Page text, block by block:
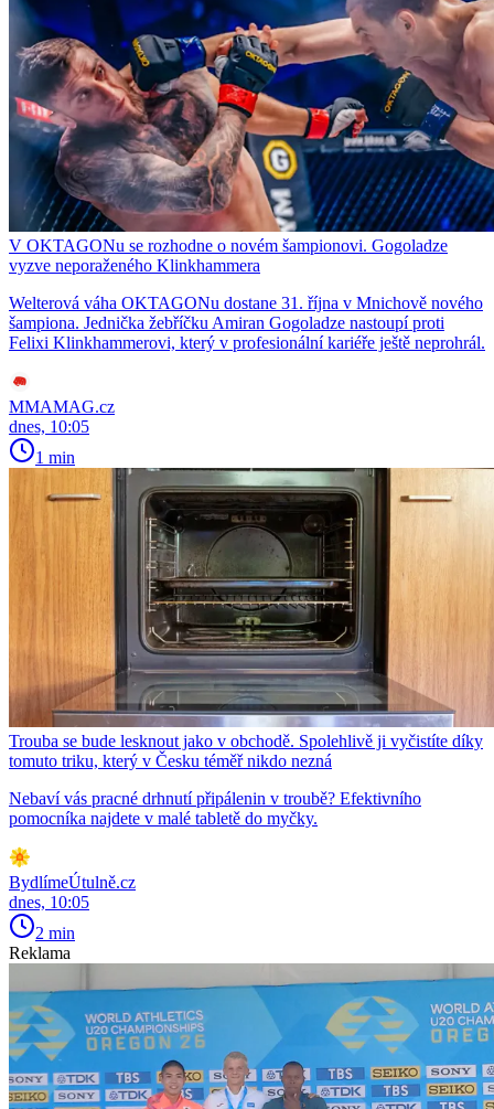
V OKTAGONu se rozhodne o novém šampionovi. Gogoladze
vyzve neporaženého Klinkhammera
Welterová váha OKTAGONu dostane 31. října v Mnichově nového
šampiona. Jednička žebříčku Amiran Gogoladze nastoupí proti
Felixi Klinkhammerovi, který v profesionální kariéře ještě neprohrál.
MMAMAG.cz
dnes, 10:05
1 min
Trouba se bude lesknout jako v obchodě. Spolehlivě ji vyčistíte díky
tomuto triku, který v Česku téměř nikdo nezná
Nebaví vás pracné drhnutí připálenin v troubě? Efektivního
pomocníka najdete v malé tabletě do myčky.
BydlímeÚtulně.cz
dnes, 10:05
2 min
Reklama